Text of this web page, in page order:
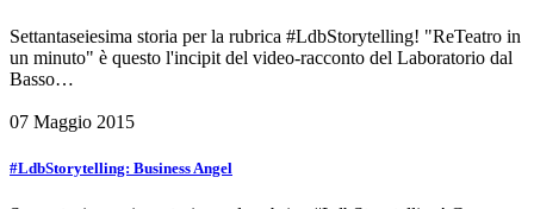
Settantaseiesima storia per la rubrica #LdbStorytelling! "ReTeatro in
un minuto" è questo l'incipit del video-racconto del Laboratorio dal
Basso…
07 Maggio 2015
#LdbStorytelling: Business Angel